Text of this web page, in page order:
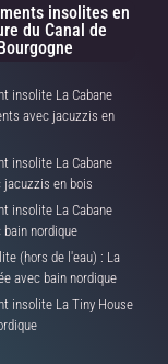
insolites en
du Canal de
insolite La Cabane
avec jacuzzis en
insolite La Cabane
jacuzzis en bois
insolite La Cabane
bain nordique
(hors de l'eau) : La
avec bain nordique
insolite La Tiny House